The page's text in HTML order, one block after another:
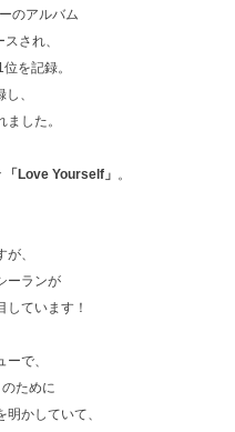
のアルバム
され、
を記録。
、
した。
「Love Yourself」 。
、
ーランが
ています！
で、
ために
かしていて、